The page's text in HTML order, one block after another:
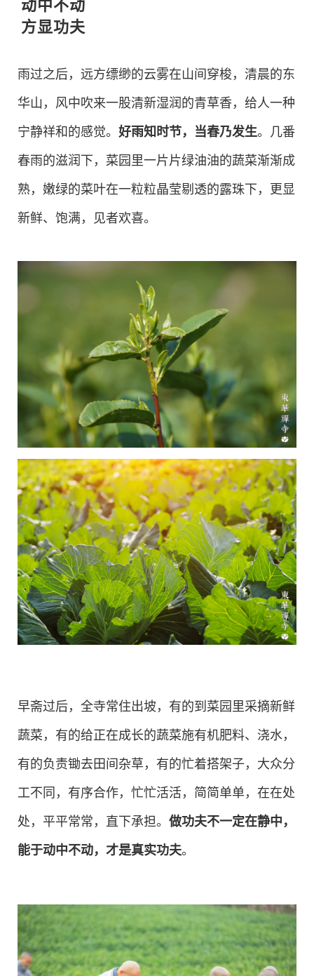
动中不动
方显功夫
雨过之后，远方缥缈的云雾在山间穿梭，清晨的东
华山，风中吹来一股清新湿润的青草香，给人一种
宁静祥和的感觉。 好雨知时节，当春乃发生。几番
春雨的滋润下，菜园里一片片绿油油的蔬菜渐渐成
熟，嫩绿的菜叶在一粒粒晶莹剔透的露珠下，更显
新鲜、饱满，见者欢喜。
早斋过后，全寺常住出坡，有的到菜园里采摘新鲜
蔬菜，有的给正在成长的蔬菜施有机肥料、浇水，
有的负责锄去田间杂草，有的忙着搭架子，大众分
工不同，有序合作，忙忙活活，简简单单，在在处
处，平平常常，直下承担。 做功夫不一定在静中，
能于动中不动，才是真实功夫。